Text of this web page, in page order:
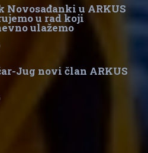
Novosađanki u ARKUS
u rad koji
ulažemo
Jug novi član ARKUS